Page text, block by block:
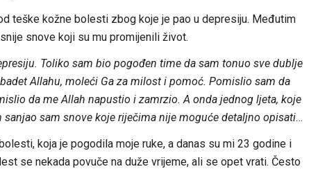
teške kožne bolesti zbog koje je pao u depresiju. Međutim
snove koji su mu promijenili život.
Toliko sam bio pogođen time da sam tonuo sve dublje
Allahu, moleći Ga za milost i pomoć. Pomislio sam da
da me Allah napustio i zamrzio. A onda jednog ljeta, koje
sam snove koje riječima nije moguće detaljno opisati…
koja je pogodila moje ruke, a danas su mi 23 godine i
se nekada povuče na duže vrijeme, ali se opet vrati. Često